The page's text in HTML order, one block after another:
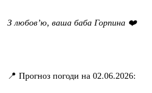
З любов’ю, ваша баба Горпина ❤️
📍 Прогноз погоди на 02.06.2026: